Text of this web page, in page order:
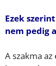
Ezek
nem pedig
A szakma